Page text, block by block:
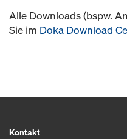
Alle Downloads (bspw.
Sie im Doka Download
Kontakt